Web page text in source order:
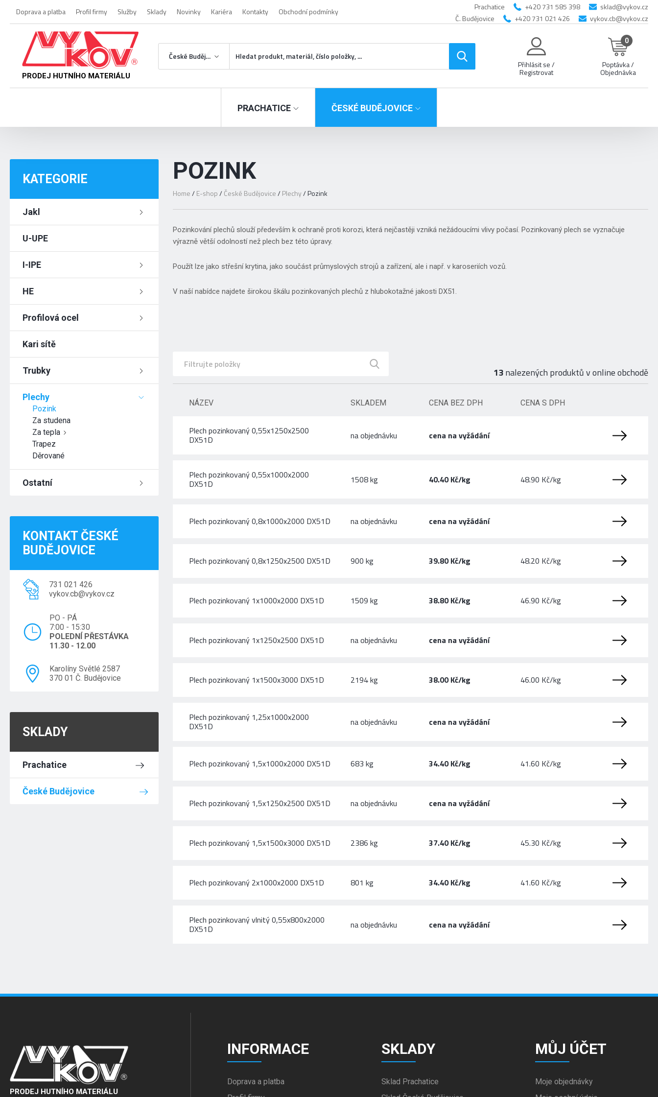
Doprava a platba Profil firmy Služby Sklady Novinky Kariéra Kontakty Obchodní podmínky Prachatice +420 731 585 398
sklad@vykov.cz
Č. Budějovice
+420 731 021 426 vykov.cb@vykov.cz
PRODEJ HUTNÍHO MATERIÁLU
České Budějovice
Přihlásit se /
Registrovat
0
Poptávka /
Objednávka
PRACHATICE ČESKÉ BUDĚJOVICE
KATEGORIE
Jakl
U-UPE
I-IPE
HE
Profilová ocel
Kari sítě
Trubky
Plechy
Pozink
Za studena
Za tepla
Trapez
Děrované
Ostatní
KONTAKT ČESKÉ
BUDĚJOVICE
731 021 426
vykov.cb@vykov.cz
PO - PÁ
7:00 - 15:30
POLEDNÍ PŘESTÁVKA
11.30 - 12.00
Karolíny Světlé 2587
370 01 Č. Budějovice
SKLADY
Prachatice
České Budějovice
POZINK
Home/ E-shop/ České Budějovice/ Plechy/Pozink
Pozinkování plechů slouží především k ochraně proti korozi, která nejčastěji vzniká nežádoucími vlivy počasí. Pozinkovaný plech se vyznačuje
výrazně větší odolností než plech bez této úpravy.
Použít lze jako střešní krytina, jako součást průmyslových strojů a zařízení, ale i např. v karoseriích vozů.
V naší nabídce najdete širokou škálu pozinkovaných plechů z hlubokotažné jakosti DX51.
13nalezených produktů v online obchodě
NÁZEV SKLADEM CENA BEZ DPH CENA S DPH
Plech pozinkovaný 0,55x1250x2500
DX51D na objednávku cena na vyžádání
Plech pozinkovaný 0,55x1000x2000
DX51D 1508 kg 40.40 Kč/kg 48.90 Kč/kg
Plech pozinkovaný 0,8x1000x2000 DX51D na objednávku cena na vyžádání
Plech pozinkovaný 0,8x1250x2500 DX51D 900 kg 39.80 Kč/kg 48.20 Kč/kg
Plech pozinkovaný 1x1000x2000 DX51D 1509 kg 38.80 Kč/kg 46.90 Kč/kg
Plech pozinkovaný 1x1250x2500 DX51D na objednávku cena na vyžádání
Plech pozinkovaný 1x1500x3000 DX51D 2194 kg 38.00 Kč/kg 46.00 Kč/kg
Plech pozinkovaný 1,25x1000x2000
DX51D na objednávku cena na vyžádání
Plech pozinkovaný 1,5x1000x2000 DX51D 683 kg 34.40 Kč/kg 41.60 Kč/kg
Plech pozinkovaný 1,5x1250x2500 DX51D na objednávku cena na vyžádání
Plech pozinkovaný 1,5x1500x3000 DX51D 2386 kg 37.40 Kč/kg 45.30 Kč/kg
Plech pozinkovaný 2x1000x2000 DX51D 801 kg 34.40 Kč/kg 41.60 Kč/kg
Plech pozinkovaný vlnitý 0,55x800x2000
DX51D na objednávku cena na vyžádání
PRODEJ HUTNÍHO MATERIÁLU
INFORMACE
Doprava a platba
SKLADY
Sklad Prachatice
MŮJ ÚČET
Moje objednávky